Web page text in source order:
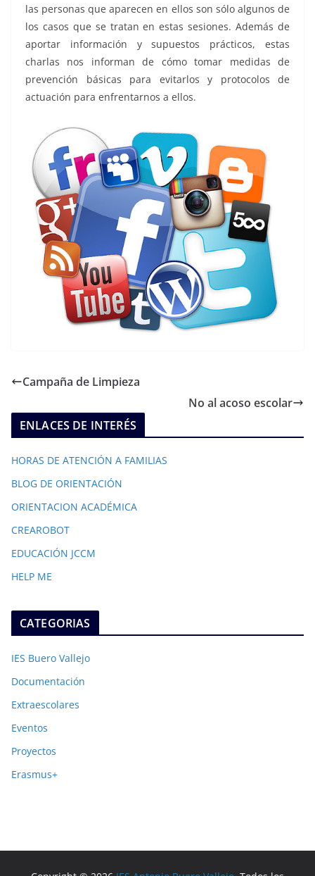
las personas que aparecen en ellos son sólo algunos de
los casos que se tratan en estas sesiones. Además de
aportar información y supuestos prácticos, estas
charlas nos informan de cómo tomar medidas de
prevención básicas para evitarlos y protocolos de
actuación para enfrentarnos a ellos.
Campaña de Limpieza
No al acoso escolar
ENLACES DE INTERÉS
HORAS DE ATENCIÓN A FAMILIAS
BLOG DE ORIENTACIÓN
ORIENTACION ACADÉMICA
CREAROBOT
EDUCACIÓN JCCM
HELP ME
CATEGORIAS
IES Buero Vallejo
Documentación
Extraescolares
Eventos
Proyectos
Erasmus+